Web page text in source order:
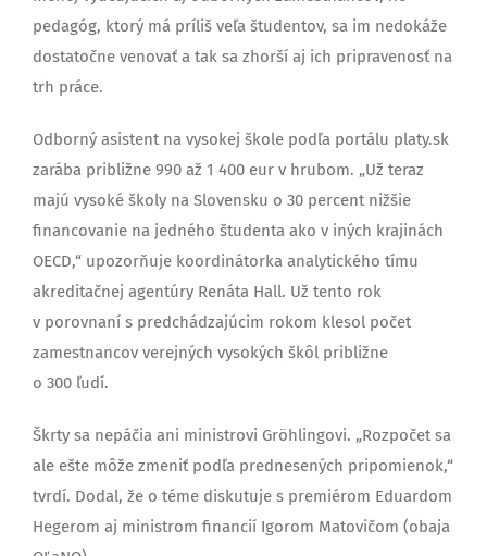
pedagóg, ktorý má príliš veľa študentov, sa im nedokáže
dostatočne venovať a tak sa zhorší aj ich pripravenosť na
trh práce.
Odborný asistent na vysokej škole podľa portálu platy.sk
zarába približne 990 až 1 400 eur v hrubom. „Už teraz
majú vysoké školy na Slovensku o 30 percent nižšie
financovanie na jedného študenta ako v iných krajinách
OECD,“ upozorňuje koordinátorka analytického tímu
akreditačnej agentúry Renáta Hall. Už tento rok
v porovnaní s predchádzajúcim rokom klesol počet
zamestnancov verejných vysokých škôl približne
o 300 ľudí.
Škrty sa nepáčia ani ministrovi Gröhlingovi. „Rozpočet sa
ale ešte môže zmeniť podľa prednesených pripomienok,“
tvrdí. Dodal, že o téme diskutuje s premiérom Eduardom
Hegerom aj ministrom financií Igorom Matovičom (obaja